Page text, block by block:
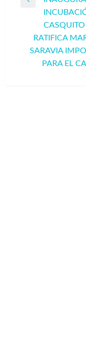
entradas
RATIFICA
SARAVIA
PARA EL